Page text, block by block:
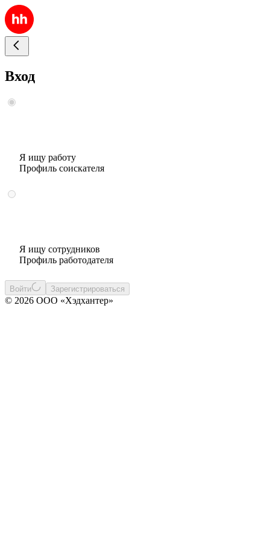
Вход
Я ищу работу
Профиль соискателя
Я ищу сотрудников
Профиль работодателя
Войти Зарегистрироваться
© 2026 ООО «Хэдхантер»